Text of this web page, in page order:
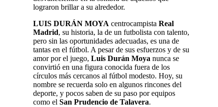
lograron brillar a su alrededor.
LUIS DURÁN MOYA centrocampista Real
Madrid, su historia, la de un futbolista con talento,
pero sin las oportunidades adecuadas, es una de
tantas en el fútbol. A pesar de sus esfuerzos y de su
amor por el juego, Luis Durán Moya nunca se
convirtió en una figura conocida fuera de los
círculos más cercanos al fútbol modesto. Hoy, su
nombre se recuerda solo en algunos rincones del
deporte, y pocos saben de su paso por equipos
como el San Prudencio de Talavera.